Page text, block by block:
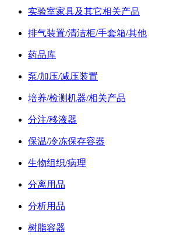
实验室家具及其它相关产品
排气装置/清洁柜/手套箱/其他
药品库
泵/加压/减压装置
培养/检测机器/相关产品
分注/移液器
保温/冷冻保存容器
生物组织/病理
分离用品
分析用品
树脂容器